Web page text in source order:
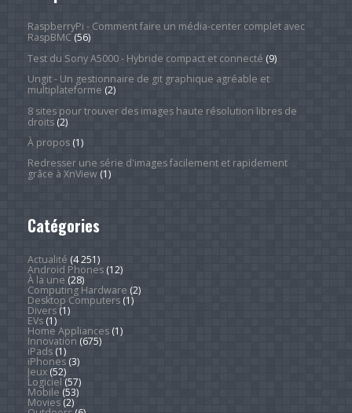
RaspberryPi - Comment faire un média-center complet avec
RaspBMC(56)
Test du Sony A5000 - Hybride compact et connecté (9)
Ungit - Un gestionnaire de git graphique agréable et
multiplateforme (2)
8 sites pour trouver des images haute résolution libres de
droits(2)
À propos(1)
Redresser une série d'images facilement et rapidement
grâce à XnView(1)
Catégories
Actualité (4 251)
Android Phones(12)
À la une (28)
Computing Hardware (2)
Desktop Computers(1)
Divers(1)
EVs(1)
Home Appliances(1)
Innovation (675)
iPads(1)
iPhones(3)
Jeux(52)
Logiciel (57)
Mobile (53)
Movies(2)